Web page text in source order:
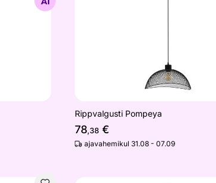
Rippvalgusti Pompeya
78,38€
ajavahemikul 31.08 - 07.09